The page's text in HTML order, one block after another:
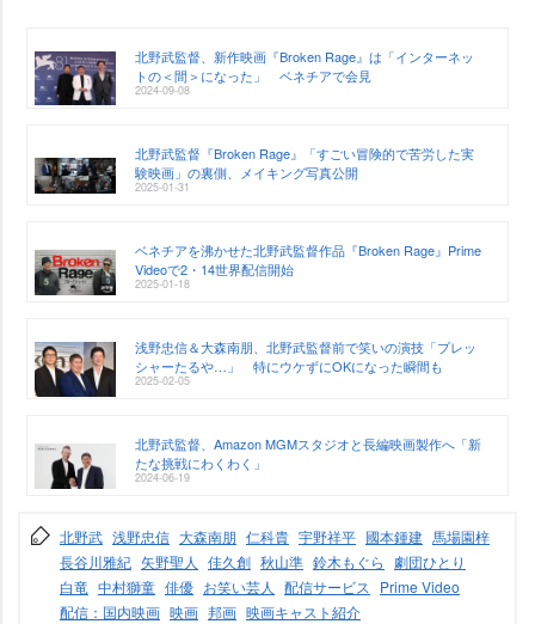
北野武監督、新作映画『Broken Rage』は「インターネッ
トの＜間＞になった」 ベネチアで会見
2024-09-08
北野武監督『Broken Rage』「すごい冒険的で苦労した実
験映画」の裏側、メイキング写真公開
2025-01-31
ベネチアを沸かせた北野武監督作品『Broken Rage』Prime
Videoで2・14世界配信開始
2025-01-18
浅野忠信＆大森南朋、北野武監督前で笑いの演技「プレッ
シャーたるや…」 特にウケずにOKになった瞬間も
2025-02-05
北野武監督、Amazon MGMスタジオと長編映画製作へ「新
たな挑戦にわくわく」
2024-06-19
北野武 浅野忠信 大森南朋 仁科貴 宇野祥平 國本鍾建 馬場園梓
長谷川雅紀 矢野聖人 佳久創 秋山準 鈴木もぐら
劇団ひとり
白竜 中村獅童 俳優 お笑い芸人 配信サービス
Prime Video
配信：国内映画 映画 邦画 映画キャスト紹介